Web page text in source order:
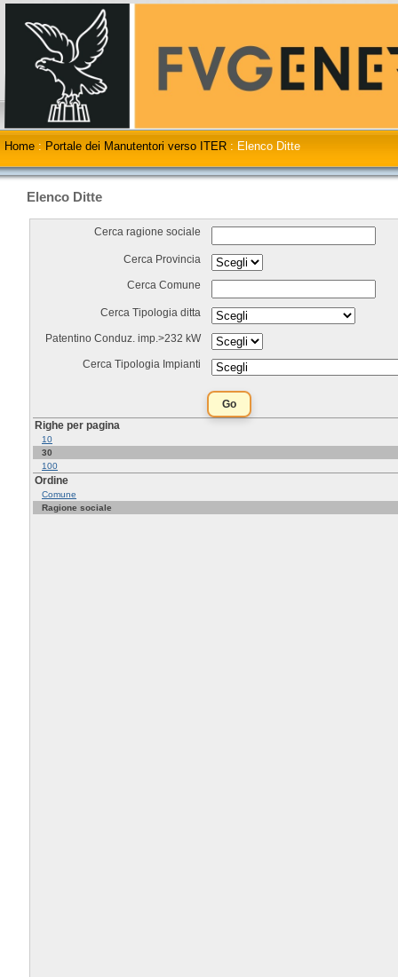
Home : Portale dei Manutentori verso ITER : Elenco Ditte
Elenco Ditte
Cerca ragione sociale
Cerca Provincia
Cerca Comune
Cerca Tipologia ditta
Patentino Conduz. imp.>232 kW
Cerca Tipologia Impianti
Righe per pagina
10
30
100
Ordine
Comune
Ragione sociale